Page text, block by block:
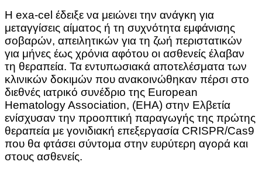
Η exa-cel έδειξε να μειώνει την ανάγκη για
μεταγγίσεις αίματος ή τη συχνότητα εμφάνισης
σοβαρών, απειλητικών για τη ζωή περιστατικών
για μήνες έως χρόνια αφότου οι ασθενείς έλαβαν
τη θεραπεία. Τα εντυπωσιακά αποτελέσματα των
κλινικών δοκιμών που ανακοινώθηκαν πέρσι στο
διεθνές ιατρικό συνέδριο της European
Hematology Association, (EHA) στην Ελβετία
ενίσχυσαν την προοπτική παραγωγής της πρώτης
θεραπεία με γονιδιακή επεξεργασία CRISPR/Cas9
που θα φτάσει σύντομα στην ευρύτερη αγορά και
στους ασθενείς.